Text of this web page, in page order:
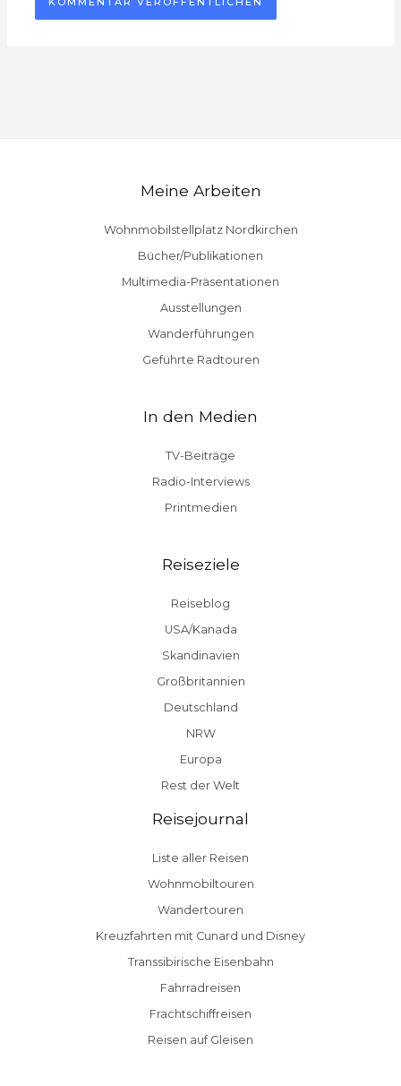
Meine Arbeiten
Wohnmobilstellplatz Nordkirchen
Bücher/Publikationen
Multimedia-Präsentationen
Ausstellungen
Wanderführungen
Geführte Radtouren
In den Medien
TV-Beiträge
Radio-Interviews
Printmedien
Reiseziele
Reiseblog
USA/Kanada
Skandinavien
Großbritannien
Deutschland
NRW
Europa
Rest der Welt
Reisejournal
Liste aller Reisen
Wohnmobiltouren
Wandertouren
Kreuzfahrten mit Cunard und Disney
Transsibirische Eisenbahn
Fahrradreisen
Frachtschiffreisen
Reisen auf Gleisen